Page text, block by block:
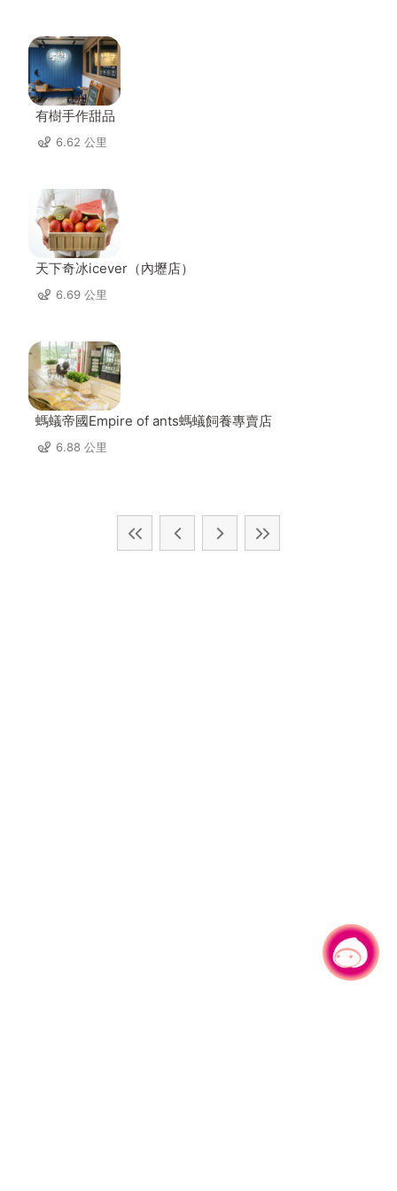
有樹手作甜品
6.62 公里
天下奇冰icever（內壢店）
6.69 公里
螞蟻帝國Empire of ants螞蟻飼養專賣店
6.88 公里